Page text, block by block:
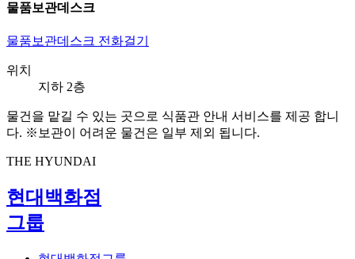
물품보관데스크
물품보관데스크 전화걸기
위치
지하 2층
물건을 맡길 수 있는 곳으로 식품관 안내 서비스를 제공 합니
다. ※보관이 어려운 물건은 일부 제외 됩니다.
THE HYUNDAI
현대백화점
그룹